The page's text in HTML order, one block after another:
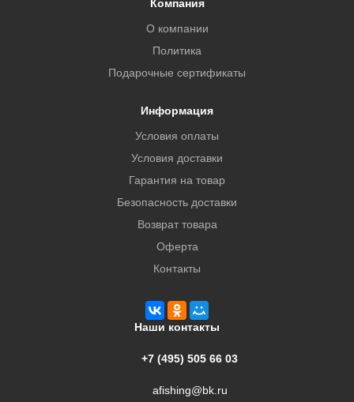
Компания
О компании
Политика
Подарочные сертификаты
Информация
Условия оплаты
Условия доставки
Гарантия на товар
Безопасность доставки
Возврат товара
Оферта
Контакты
Наши контакты
+7 (495) 505 66 03
afishing@bk.ru